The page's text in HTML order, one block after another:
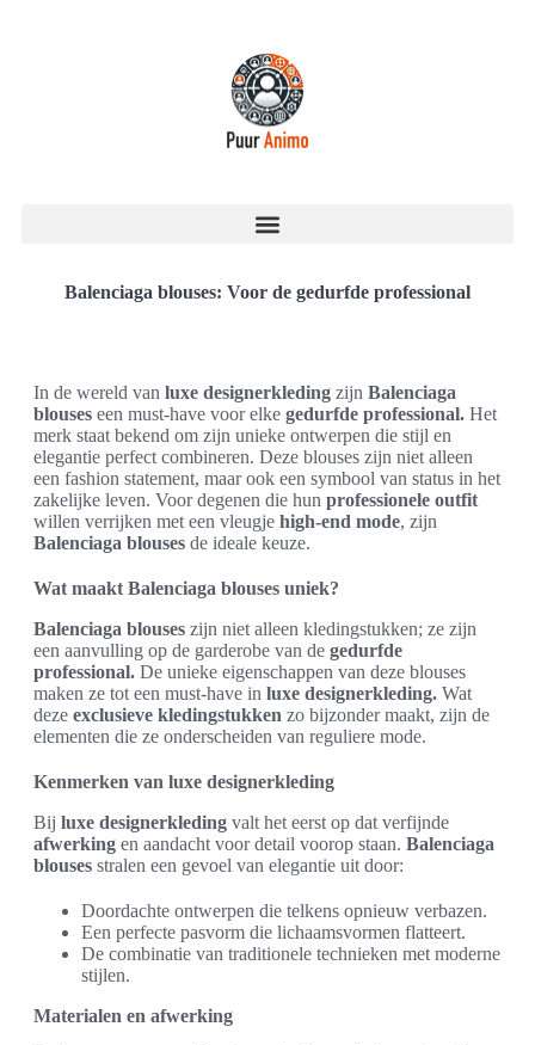
Balenciaga blouses: Voor de gedurfde professional
In de wereld van luxe designerkleding zijn Balenciaga
blouses een must-have voor elke gedurfde professional. Het
merk staat bekend om zijn unieke ontwerpen die stijl en
elegantie perfect combineren. Deze blouses zijn niet alleen
een fashion statement, maar ook een symbool van status in het
zakelijke leven. Voor degenen die hun professionele outfit
willen verrijken met een vleugje high-end mode, zijn
Balenciaga blouses de ideale keuze.
Wat maakt Balenciaga blouses uniek?
Balenciaga blouses zijn niet alleen kledingstukken; ze zijn
een aanvulling op de garderobe van de gedurfde
professional. De unieke eigenschappen van deze blouses
maken ze tot een must-have in luxe designerkleding. Wat
deze exclusieve kledingstukken zo bijzonder maakt, zijn de
elementen die ze onderscheiden van reguliere mode.
Kenmerken van luxe designerkleding
Bij luxe designerkleding valt het eerst op dat verfijnde
afwerking en aandacht voor detail voorop staan. Balenciaga
blouses stralen een gevoel van elegantie uit door:
Doordachte ontwerpen die telkens opnieuw verbazen.
Een perfecte pasvorm die lichaamsvormen flatteert.
De combinatie van traditionele technieken met moderne
stijlen.
Materialen en afwerking